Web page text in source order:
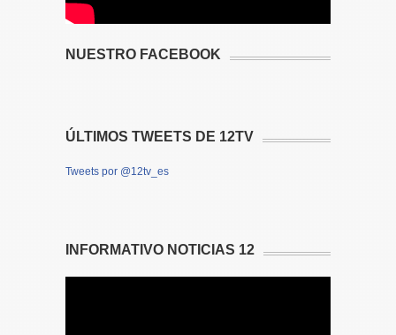
NUESTRO FACEBOOK
ÚLTIMOS TWEETS DE 12TV
Tweets por @12tv_es
INFORMATIVO NOTICIAS 12